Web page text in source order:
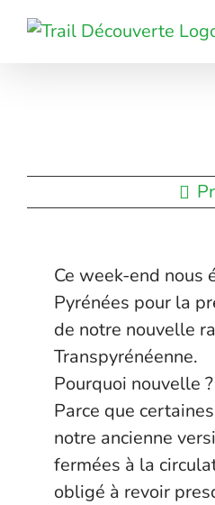
Passer
Ce week-end nous
Pyrénées pour la
de notre nouvelle
Transpyrénéenne.
Pourquoi nouvelle ?
Parce que
notre ancienne
fermées à la
obligé à revoir